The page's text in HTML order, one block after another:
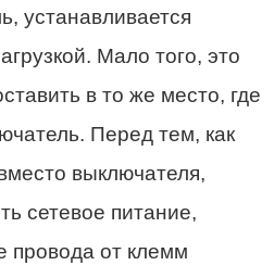
устанавливается
Мало того, это
в то же место, где
Перед тем, как
выключателя,
сетевое питание,
провода от клемм